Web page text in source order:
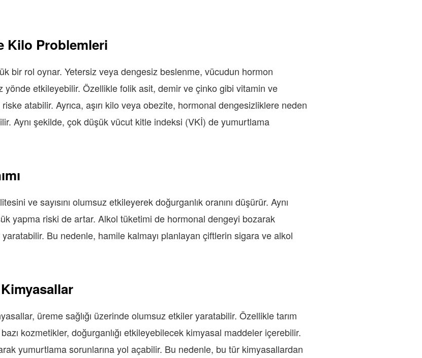
Kilo Problemleri
bir rol oynar. Yetersiz veya dengesiz beslenme, vücudun hormon
etkileyebilir. Özellikle folik asit, demir ve çinko gibi vitamin ve
atabilir. Ayrıca, aşırı kilo veya obezite, hormonal dengesizliklere neden
Aynı şekilde, çok düşük vücut kitle indeksi (VKİ) de yumurtlama
ve sayısını olumsuz etkileyerek doğurganlık oranını düşürür. Aynı
yapma riski de artar. Alkol tüketimi de hormonal dengeyi bozarak
Bu nedenle, hamile kalmayı planlayan çiftlerin sigara ve alkol
üreme sağlığı üzerinde olumsuz etkiler yaratabilir. Özellikle tarım
kozmetikler, doğurganlığı etkileyebilecek kimyasal maddeler içerebilir.
yumurtlama sorunlarına yol açabilir. Bu nedenle, bu tür kimyasallardan